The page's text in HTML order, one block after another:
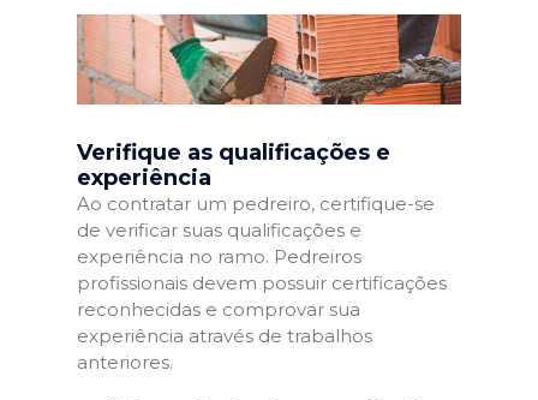
Verifique as qualificações e
experiência
Ao contratar um pedreiro, certifique-se
de verificar suas qualificações e
experiência no ramo. Pedreiros
profissionais devem possuir certificações
reconhecidas e comprovar sua
experiência através de trabalhos
anteriores.